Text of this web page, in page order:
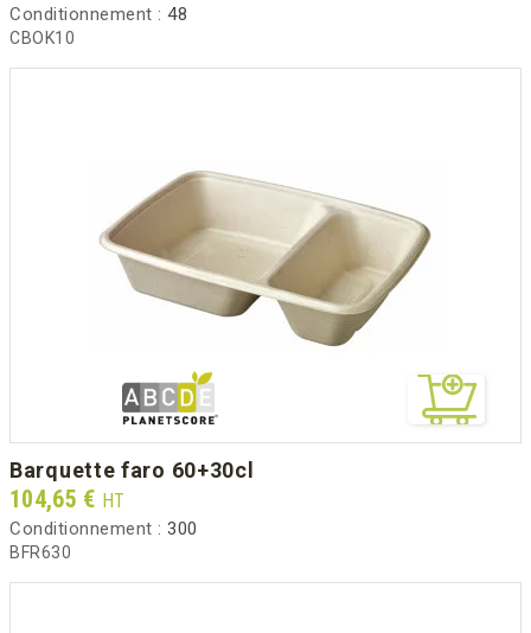
Conditionnement : 48
CBOK10
barquette faro 60+30cl
Prix
104,65 € HT
Conditionnement : 300
BFR630